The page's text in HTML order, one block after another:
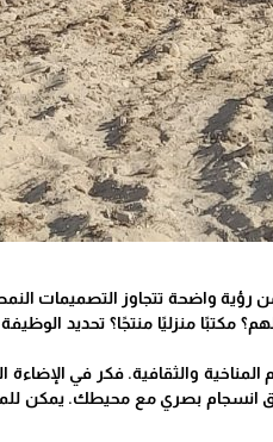
رؤية واضحة تتجاوز التصميمات
مكتبًا منزليًا منتجًا؟ تحديد
والثقافية. فكر في الإضاءة
انسجام بصري مع محيطك.